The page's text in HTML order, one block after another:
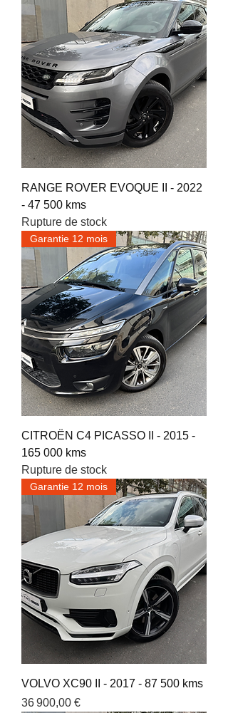
RANGE ROVER EVOQUE II - 2022
- 47 500 kms
Rupture de stock
Garantie 12 mois
CITROËN C4 PICASSO II - 2015 -
165 000 kms
Rupture de stock
Garantie 12 mois
VOLVO XC90 II - 2017 - 87 500 kms
Prix
36 900,00 €